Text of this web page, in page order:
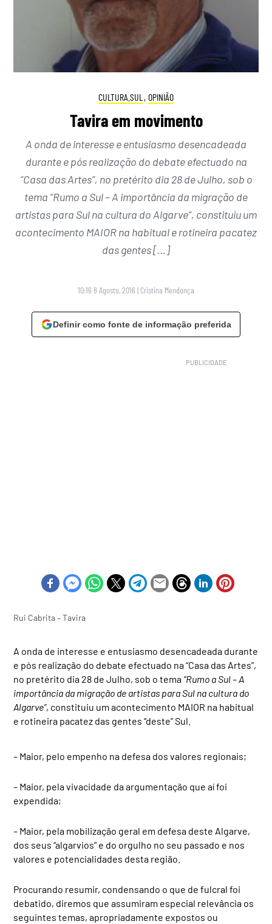
CULTURA.SUL , OPINIÃO
Tavira em movimento
A onda de interesse e entusiasmo desencadeada
durante e pós realização do debate efectuado na
“Casa das Artes”, no pretérito dia 28 de Julho, sob o
tema “Rumo a Sul – A importância da migração de
artistas para Sul na cultura do Algarve”, constituiu um
acontecimento MAIOR na habitual e rotineira pacatez
das gentes […]
10:16 8 Agosto, 2016 | Cristina Mendonça
Definir como fonte de informação preferida
Rui Cabrita – Tavira
A onda de interesse e entusiasmo desencadeada durante
e pós realização do debate efectuado na “Casa das Artes”,
no pretérito dia 28 de Julho, sob o tema“Rumo a Sul – A
importância da migração de artistas para Sul na cultura do
Algarve”, constituiu um acontecimento MAIOR na habitual
e rotineira pacatez das gentes “deste” Sul.
– Maior, pelo empenho na defesa dos valores regionais;
– Maior, pela vivacidade da argumentação que aí foi
expendida;
– Maior, pela mobilização geral em defesa deste Algarve,
dos seus “algarvios” e do orgulho no seu passado e nos
valores e potencialidades desta região.
Procurando resumir, condensando o que de fulcral foi
debatido, diremos que assumiram especial relevância os
seguintes temas, apropriadamente expostos ou